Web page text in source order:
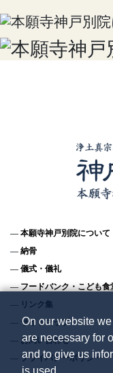
本願寺神戸別院について
納骨
儀式・儀礼
フードバンク・こども食
リンク集
サイトマップ
お問い合わせ
プライバシーポリシー
On our website
are necessary for
and to give us
is used.